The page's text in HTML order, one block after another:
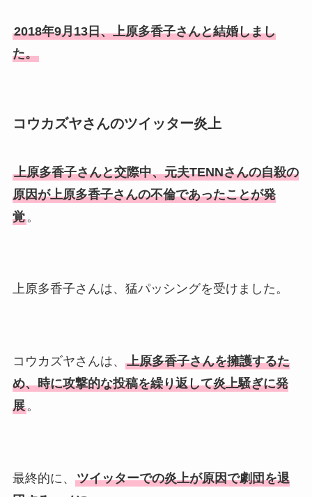
2018年9月13日、上原多香子さんと結婚しまし
た。
コウカズヤさんのツイッター炎上
上原多香子さんと交際中、元夫TENNさんの自殺の
原因が上原多香子さんの不倫であったことが発
覚。
上原多香子さんは、猛パッシングを受けました。
コウカズヤさんは、 上原多香子さんを擁護するた
め、時に攻撃的な投稿を繰り返して炎上騒ぎに発
展。
最終的に、 ツイッターでの炎上が原因で劇団を退